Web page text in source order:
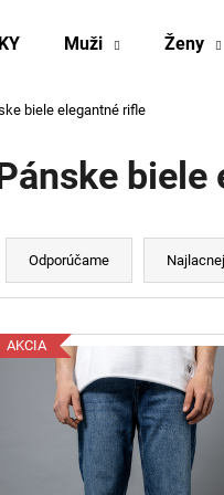
Muži Ženy
biele elegantné rifle
biele
R
n
Odporúčame
AKCIA
Čo potrebujete
Odporúčame